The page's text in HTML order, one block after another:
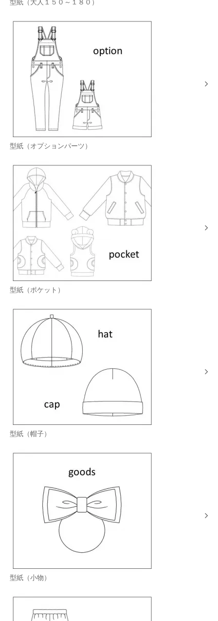
型紙（大人１５０～１８０）
型紙（オプションパーツ）
型紙（ポケット）
型紙（帽子）
型紙（小物）